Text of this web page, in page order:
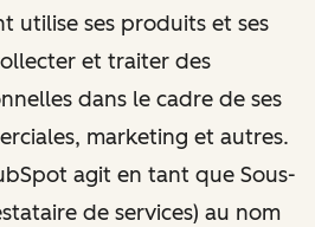
utilise ses produits et ses
et traiter des
dans le cadre de ses
marketing et autres.
agit en tant que Sous-
de services) au nom